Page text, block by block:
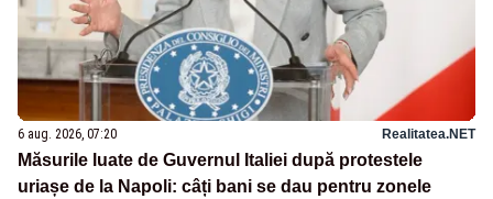
6 aug. 2026, 07:20 Realitatea.NET
Măsurile luate de Guvernul Italiei după protestele
uriașe de la Napoli: câți bani se dau pentru zonele